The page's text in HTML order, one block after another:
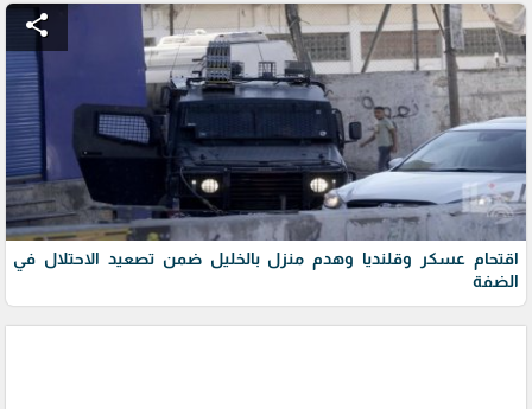
share
اقتحام عسكر وقلنديا وهدم منزل بالخليل ضمن تصعيد الاحتلال في
الضفة